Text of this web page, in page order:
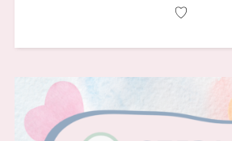
♡